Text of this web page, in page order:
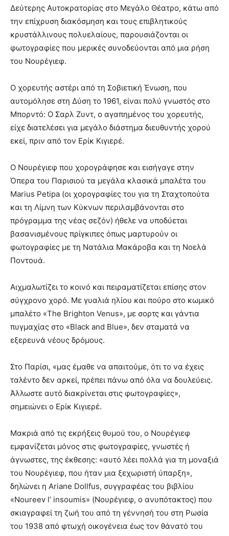
Δεύτερης Αυτοκρατορίας στο Μεγάλο Θέατρο, κάτω από
την επίχρυση διακόσμηση και τους επιβλητικούς
κρυστάλλινους πολυελαίους, παρουσιάζονται οι
φωτογραφίες που μερικές συνοδεύονται από μια ρήση
του Νουρέγιεφ.
Ο χορευτής αστέρι από τη Σοβιετική Ένωση, που
αυτομόλησε στη Δύση το 1961, είναι πολύ γνωστός στο
Μπορντό: Ο Σαρλ Ζυντ, ο αγαπημένος του χορευτής,
είχε διατελέσει για μεγάλο διάστημα διευθυντής χορού
εκεί, πριν από τον Ερίκ Κιγιερέ.
Ο Νουρέγιεφ που χορογράφησε και εισήγαγε στην
Όπερα του Παρισιού τα μεγάλα κλασικά μπαλέτα του
Marius Petipa (οι χορογραφίες του για τη Σταχτοπούτα
και τη Λίμνη των Κύκνων περιλαμβάνονται στο
πρόγραμμα της νέας σεζόν) ήθελε να υποδύεται
βασανισμένους πρίγκιπες όπως μαρτυρούν οι
φωτογραφίες με τη Νατάλια Μακάροβα και τη Νοελά
Ποντουά.
Αιχμαλωτίζει το κοινό και πειραματίζεται επίσης στον
σύγχρονο χορό. Με γυαλιά ηλίου και πούρο στο κωμικό
μπαλέτο «The Brighton Venus», με σορτς και γάντια
πυγμαχίας στο «Black and Blue», δεν σταματά να
εξερευνά νέους δρόμους.
Στο Παρίσι, «μας έμαθε να απαιτούμε, ότι το να έχεις
ταλέντο δεν αρκεί, πρέπει πάνω από όλα να δουλεύεις.
Άλλωστε αυτό διακρίνεται στις φωτογραφίες»,
σημειώνει ο Ερίκ Κιγιερέ.
Μακριά από τις εκρήξεις θυμού του, ο Νουρέγιεφ
εμφανίζεται μόνος στις φωτογραφίες, γνωστές ή
άγνωστες, της έκθεσης: «αυτό λέει πολλά για τη μοναξιά
του Νουρέγιεφ, που ήταν μια ξεχωριστή ύπαρξη»,
δηλώνει η Ariane Dollfus, συγγραφέας του βιβλίου
«Noureev l’ insoumis» (Νουρέγιεφ, ο ανυπότακτος) που
σκιαγραφεί τη ζωή του από τη γέννησή του στη Ρωσία
του 1938 από φτωχή οικογένεια έως τον θάνατό του